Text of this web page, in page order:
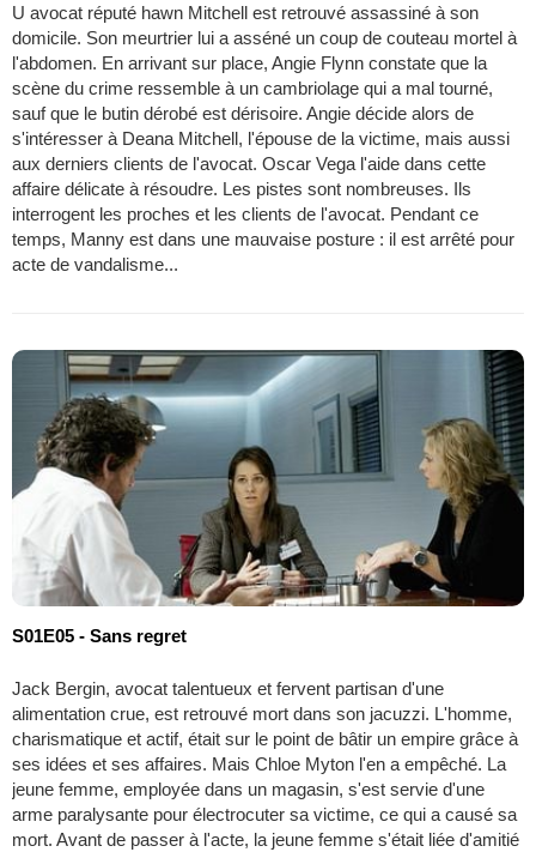
U avocat réputé hawn Mitchell est retrouvé assassiné à son
domicile. Son meurtrier lui a asséné un coup de couteau mortel à
l'abdomen. En arrivant sur place, Angie Flynn constate que la
scène du crime ressemble à un cambriolage qui a mal tourné,
sauf que le butin dérobé est dérisoire. Angie décide alors de
s'intéresser à Deana Mitchell, l'épouse de la victime, mais aussi
aux derniers clients de l'avocat. Oscar Vega l'aide dans cette
affaire délicate à résoudre. Les pistes sont nombreuses. Ils
interrogent les proches et les clients de l'avocat. Pendant ce
temps, Manny est dans une mauvaise posture : il est arrêté pour
acte de vandalisme...
S01E05 - Sans regret
Jack Bergin, avocat talentueux et fervent partisan d'une
alimentation crue, est retrouvé mort dans son jacuzzi. L'homme,
charismatique et actif, était sur le point de bâtir un empire grâce à
ses idées et ses affaires. Mais Chloe Myton l'en a empêché. La
jeune femme, employée dans un magasin, s'est servie d'une
arme paralysante pour électrocuter sa victime, ce qui a causé sa
mort. Avant de passer à l'acte, la jeune femme s'était liée d'amitié